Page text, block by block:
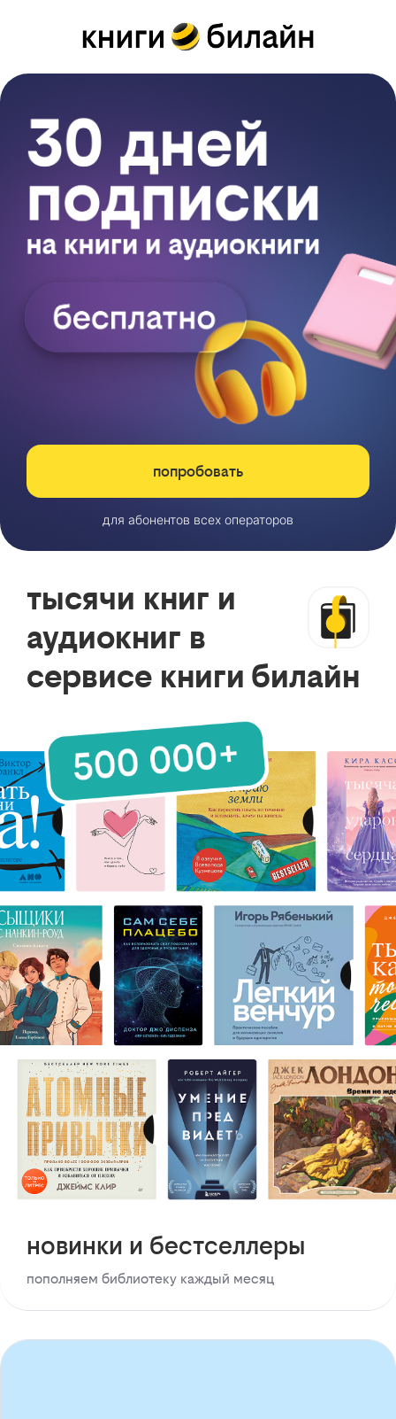
попробовать
для абонентов всех операторов
тысячи книг и
аудиокниг в
сервисе книги билайн
новинки и бестселлеры
пополняем библиотеку каждый месяц